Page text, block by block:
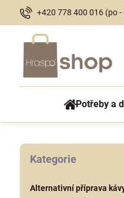
+420 778 400 016 (po -
Potřeby a
Kategorie
Alternativní příprava